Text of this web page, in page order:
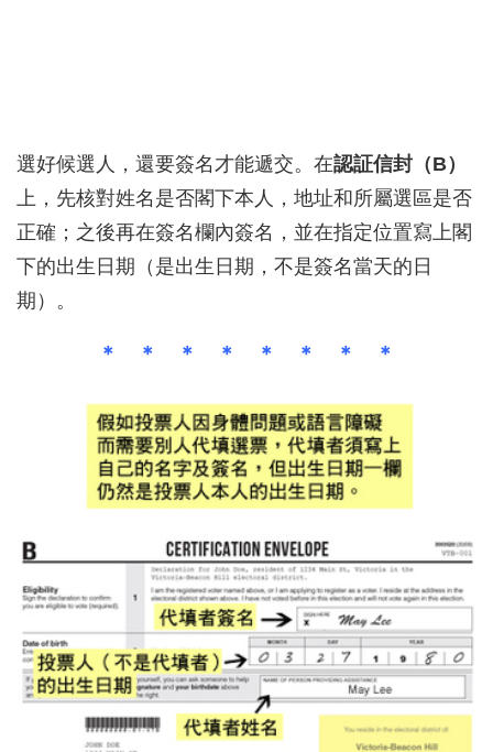
選好候選人，還要簽名才能遞交。在認証信封（B）
上，先核對姓名是否閣下本人，地址和所屬選區是否
正確；之後再在簽名欄內簽名，並在指定位置寫上閣
下的出生日期（是出生日期，不是簽名當天的日
期）。
＊ ＊ ＊ ＊ ＊ ＊ ＊ ＊